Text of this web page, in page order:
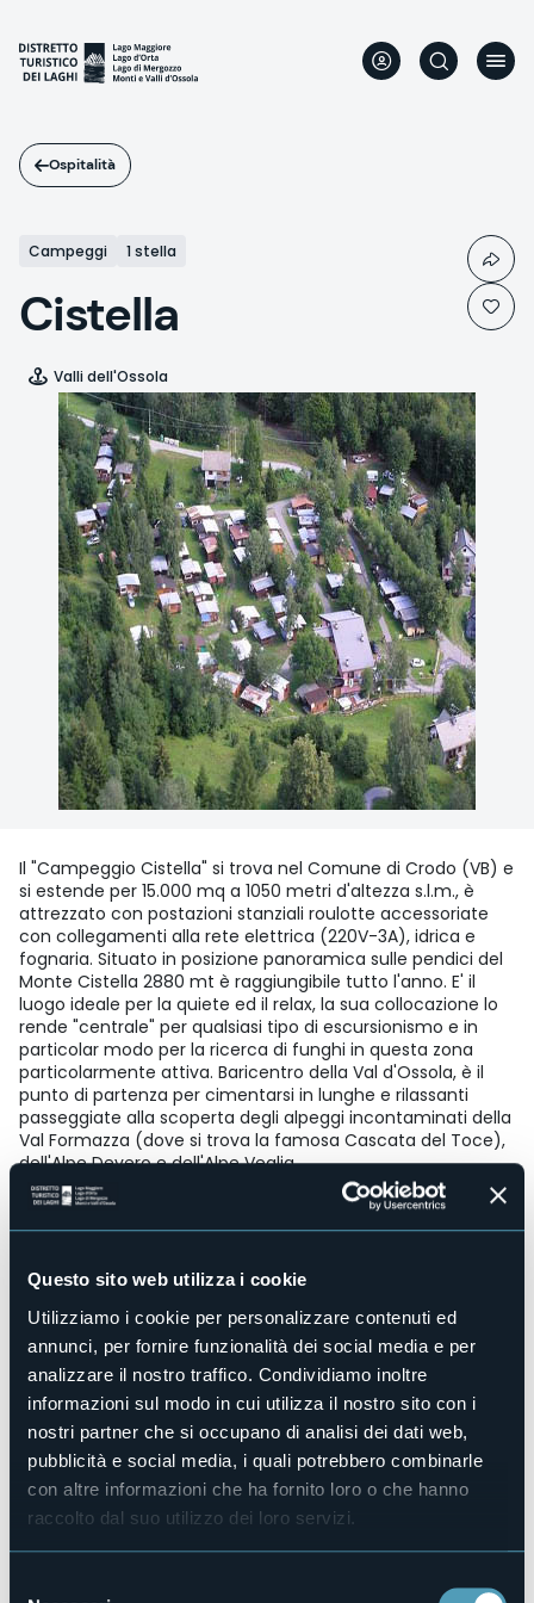
Questo sito web utilizza i cookie
Utilizziamo i cookie per personalizzare contenuti ed
annunci, per fornire funzionalità dei social media e per
analizzare il nostro traffico. Condividiamo inoltre
informazioni sul modo in cui utilizza il nostro sito con i
nostri partner che si occupano di analisi dei dati web,
pubblicità e social media, i quali potrebbero combinarle
con altre informazioni che ha fornito loro o che hanno
raccolto dal suo utilizzo dei loro servizi.
contenuto
principale
Ospitalità
Campeggi 1 stella
Cistella
Valli dell'Ossola
Il "Campeggio Cistella" si trova nel Comune di Crodo (VB) e
si estende per 15.000 mq a 1050 metri d'altezza s.l.m., è
attrezzato con postazioni stanziali roulotte accessoriate
con collegamenti alla rete elettrica (220V-3A), idrica e
fognaria. Situato in posizione panoramica sulle pendici del
Monte Cistella 2880 mt è raggiungibile tutto l'anno. E' il
luogo ideale per la quiete ed il relax, la sua collocazione lo
rende "centrale" per qualsiasi tipo di escursionismo e in
particolar modo per la ricerca di funghi in questa zona
particolarmente attiva. Baricentro della Val d'Ossola, è il
punto di partenza per cimentarsi in lunghe e rilassanti
passeggiate alla scoperta degli alpeggi incontaminati della
Val Formazza (dove si trova la famosa Cascata del Toce),
dell'Alpe Devero e dell'Alpe Veglia.
Accesso disabili
No
No
Piscina
No
Animali ammessi
Sì
Piazzole
64
Posti letto
176